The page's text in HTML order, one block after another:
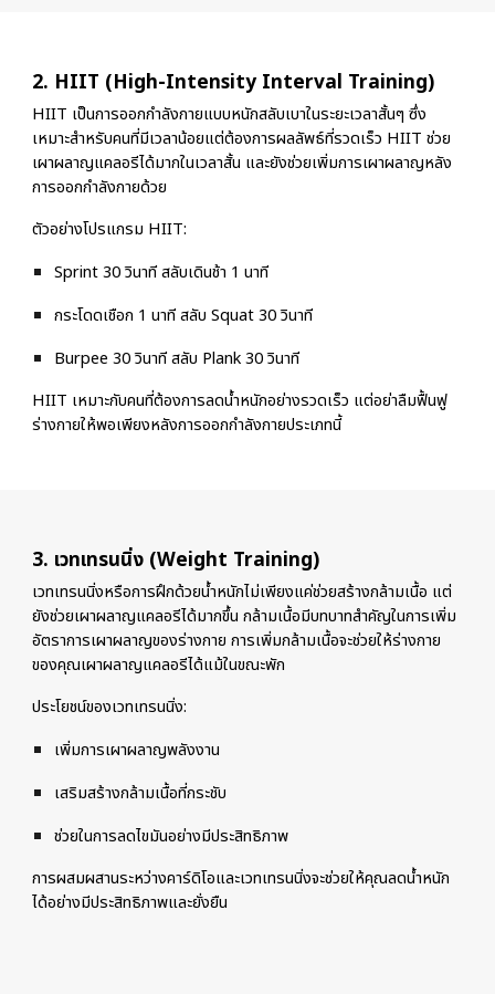
2. HIIT (High-Intensity Interval Training)
HIIT เป็นการออกกำลังกายแบบหนักสลับเบาในระยะเวลาสั้นๆ ซึ่ง
เหมาะสำหรับคนที่มีเวลาน้อยแต่ต้องการผลลัพธ์ที่รวดเร็ว HIIT ช่วย
เผาผลาญแคลอรีได้มากในเวลาสั้น และยังช่วยเพิ่มการเผาผลาญหลัง
การออกกำลังกายด้วย
ตัวอย่างโปรแกรม HIIT:
Sprint 30 วินาที สลับเดินช้า 1 นาที
กระโดดเชือก 1 นาที สลับ Squat 30 วินาที
Burpee 30 วินาที สลับ Plank 30 วินาที
HIIT เหมาะกับคนที่ต้องการลดน้ำหนักอย่างรวดเร็ว แต่อย่าลืมฟื้นฟู
ร่างกายให้พอเพียงหลังการออกกำลังกายประเภทนี้
3. เวทเทรนนิ่ง (Weight Training)
เวทเทรนนิ่งหรือการฝึกด้วยน้ำหนักไม่เพียงแค่ช่วยสร้างกล้ามเนื้อ แต่
ยังช่วยเผาผลาญแคลอรีได้มากขึ้น กล้ามเนื้อมีบทบาทสำคัญในการเพิ่ม
อัตราการเผาผลาญของร่างกาย การเพิ่มกล้ามเนื้อจะช่วยให้ร่างกาย
ของคุณเผาผลาญแคลอรีได้แม้ในขณะพัก
ประโยชน์ของเวทเทรนนิ่ง:
เพิ่มการเผาผลาญพลังงาน
เสริมสร้างกล้ามเนื้อที่กระชับ
ช่วยในการลดไขมันอย่างมีประสิทธิภาพ
การผสมผสานระหว่างคาร์ดิโอและเวทเทรนนิ่งจะช่วยให้คุณลดน้ำหนัก
ได้อย่างมีประสิทธิภาพและยั่งยืน